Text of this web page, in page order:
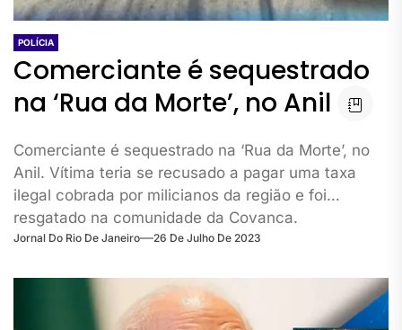
POLÍCIA
Comerciante é sequestrado
na ‘Rua da Morte’, no Anil
Comerciante é sequestrado na ‘Rua da Morte’, no
Anil. Vítima teria se recusado a pagar uma taxa
ilegal cobrada por milicianos da região e foi
resgatado na comunidade da Covanca.
Jornal Do Rio De Janeiro 26 De Julho De 2023